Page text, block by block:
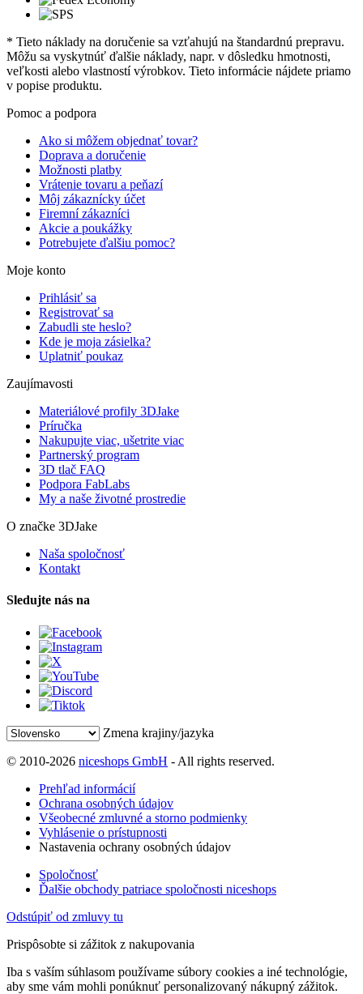
* Tieto náklady na doručenie sa vzťahujú na štandardnú prepravu.
Môžu sa vyskytnúť ďalšie náklady, napr. v dôsledku hmotnosti,
veľkosti alebo vlastností výrobkov. Tieto informácie nájdete priamo
v popise produktu.
Pomoc a podpora
Ako si môžem objednať tovar?
Doprava a doručenie
Možnosti platby
Vrátenie tovaru a peňazí
Môj zákaznícky účet
Firemní zákazníci
Akcie a poukážky
Potrebujete ďalšiu pomoc?
Moje konto
Prihlásiť sa
Registrovať sa
Zabudli ste heslo?
Kde je moja zásielka?
Uplatniť poukaz
Zaujímavosti
Materiálové profily 3DJake
Príručka
Nakupujte viac, ušetrite viac
Partnerský program
3D tlač FAQ
Podpora FabLabs
My a naše životné prostredie
O značke 3DJake
Naša spoločnosť
Kontakt
Sledujte nás na
Zmena krajiny/jazyka
© 2010-2026 niceshops GmbH - All rights reserved.
Prehľad informácií
Ochrana osobných údajov
Všeobecné zmluvné a storno podmienky
Vyhlásenie o prístupnosti
Nastavenia ochrany osobných údajov
Spoločnosť
Ďalšie obchody patriace spoločnosti niceshops
Odstúpiť od zmluvy tu
Prispôsobte si zážitok z nakupovania
Iba s vaším súhlasom používame súbory cookies a iné technológie,
aby sme vám mohli ponúknuť personalizovaný nákupný zážitok.